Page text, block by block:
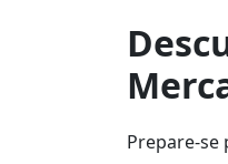
Prepare-se